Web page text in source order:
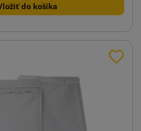
do košíka